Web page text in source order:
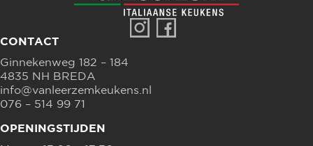
CONTACT
Ginnekenweg 182 – 184
4835 NH BREDA
info@vanleerzemkeukens.nl
076 – 514 99 71
OPENINGSTIJDEN